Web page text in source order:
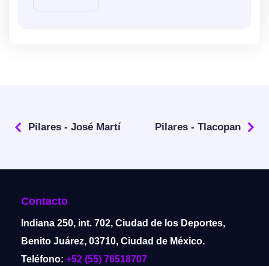
Pilares - José Martí Pilares - Tlacopan
Contacto
Indiana 250, int. 702, Ciudad de los Deportes,
Benito Juárez, 03710, Ciudad de México.
Teléfono: +52 (55) 76518707